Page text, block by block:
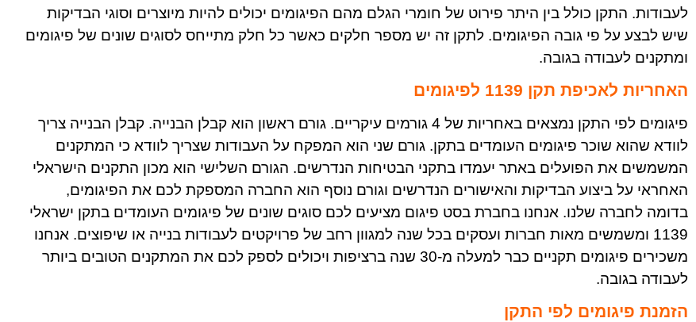
לעבודות. התקן כולל בין היתר פירוט של חומרי הגלם מהם הפיגומים יכולים להיות מיוצרים וסוגי הבדיקות
שיש לבצע על פי גובה הפיגומים. לתקן זה יש מספר חלקים כאשר כל חלק מתייחס לסוגים שונים של פיגומים
ומתקנים לעבודה בגובה.
האחריות לאכיפת תקן 1139 לפיגומים
פיגומים לפי התקן נמצאים באחריות של 4 גורמים עיקריים. גורם ראשון הוא קבלן הבנייה. קבלן הבנייה צריך
לוודא שהוא שוכר פיגומים העומדים בתקן. גורם שני הוא המפקח על העבודות שצריך לוודא כי המתקנים
המשמשים את הפועלים באתר יעמדו בתקני הבטיחות הנדרשים. הגורם השלישי הוא מכון התקנים הישראלי
האחראי על ביצוע הבדיקות והאישורים הנדרשים וגורם נוסף הוא החברה המספקת לכם את הפיגומים,
בדומה לחברה שלנו. אנחנו בחברת בסט פיגום מציעים לכם סוגים שונים של פיגומים העומדים בתקן ישראלי
1139 ומשמשים מאות חברות ועסקים בכל שנה למגוון רחב של פרויקטים לעבודות בנייה או שיפוצים. אנחנו
משכירים פיגומים תקניים כבר למעלה מ-30 שנה ברציפות ויכולים לספק לכם את המתקנים הטובים ביותר
לעבודה בגובה.
הזמנת פיגומים לפי התקן